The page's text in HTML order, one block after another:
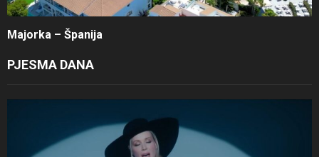
Majorka – Španija
PJESMA DANA